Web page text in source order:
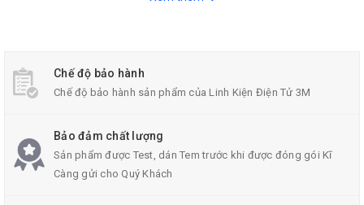
MODULE USB TO COM FT232RL Basic
Chế độ bảo hành
Chế độ bảo hành sản phẩm của Linh Kiện Điện Tử 3M
Bảo đảm chất lượng
Sản phẩm được Test, dán Tem trước khi được đóng gói Kĩ
Càng gửi cho Quý Khách